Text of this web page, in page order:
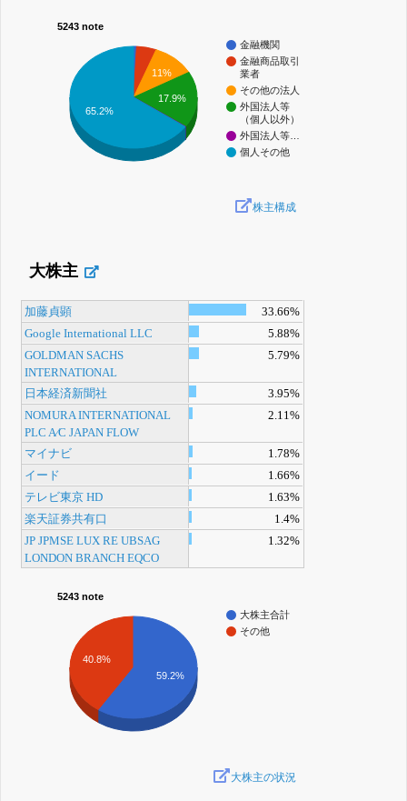
5243 note
金融機関
金融商品取引
業者
その他の法人
外国法人等
（個人以外）
外国法人等…
個人その他
11%
17.9%
65.2%
株主構成
大株主
加藤貞顕
33.66%
Google International LLC
5.88%
GOLDMAN SACHS
INTERNATIONAL
5.79%
日本経済新聞社
3.95%
NOMURA INTERNATIONAL
PLC A⁄C JAPAN FLOW
2.11%
マイナビ
1.78%
イード
1.66%
テレビ東京 HD
1.63%
楽天証券共有口
1.4%
JP JPMSE LUX RE UBSAG
LONDON BRANCH EQCO
1.32%
5243 note
大株主合計
その他
40.8%
59.2%
大株主の状況